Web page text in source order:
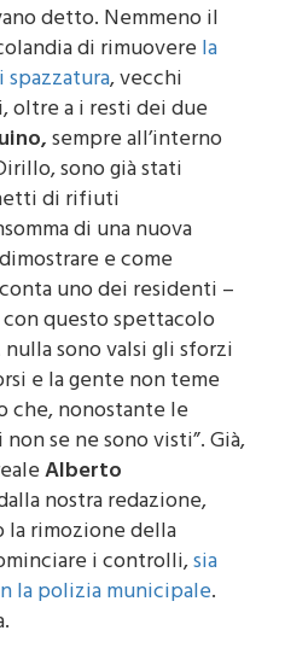
E, in effetti, anche gli
detto. Nemmeno il
di rimuovere
spazzatura, vecchi
a i resti dei due
sempre all’interno
sono già stati
di rifiuti
di una nuova
e come
uno dei residenti –
questo spettacolo
sono valsi gli sforzi
e la gente non teme
nonostante le
se ne sono visti”. Già,
Alberto
nostra redazione,
la rimozione della
i controlli,sia
polizia municipale